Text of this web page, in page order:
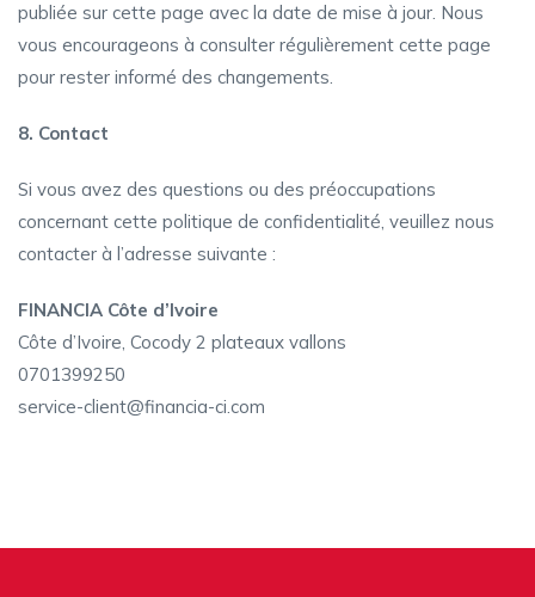
publiée sur cette page avec la date de mise à jour. Nous
vous encourageons à consulter régulièrement cette page
pour rester informé des changements.
8. Contact
Si vous avez des questions ou des préoccupations
concernant cette politique de confidentialité, veuillez nous
contacter à l’adresse suivante :
FINANCIA Côte d’Ivoire
Côte d’Ivoire, Cocody 2 plateaux vallons
0701399250
service-client@financia-ci.com